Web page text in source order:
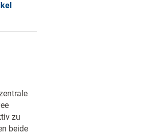
zu
beide